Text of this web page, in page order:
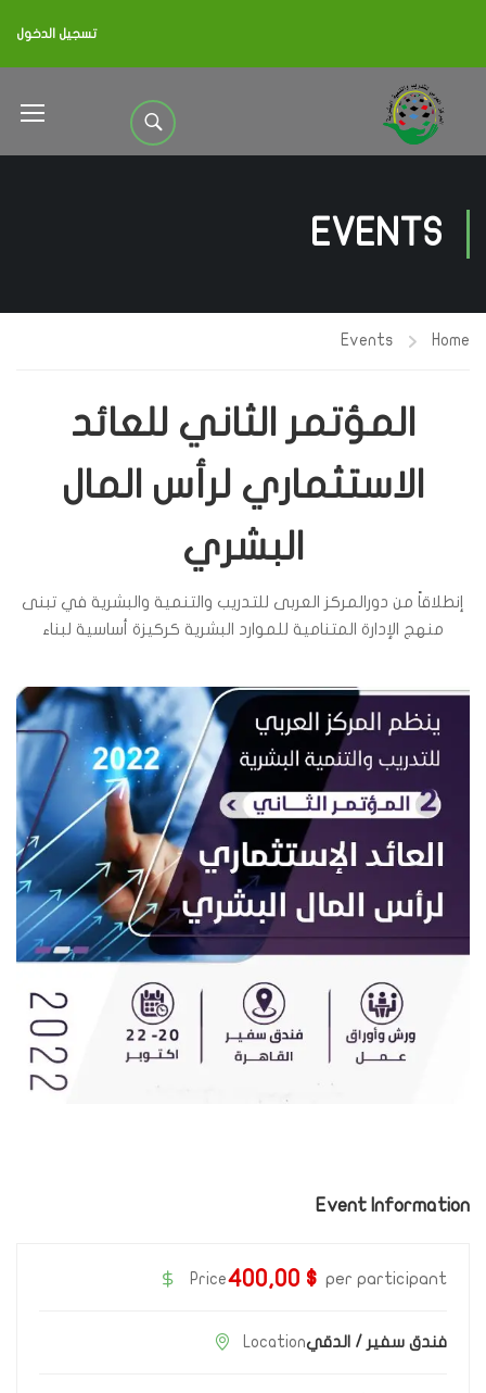
تسجيل الدخول
EVENTS
Home
Events
المؤتمر الثاني للعائد
الاستثماري لرأس المال
البشري
إنطلاقاً من دورالمركز العربى للتدريب والتنمية والبشرية في تبنى
منهج الإدارة المتنامية للموارد البشرية كركيزة أساسية لبناء
وحتمية وضع إستراتيجية شاملة تركز على ضمان تأهيل العنصر
البشرى بالشكل الذي يتواكب مع المتغيرات …
Event Information
Price $ 400,00 per participant
Locationفندق سفير / الدقي